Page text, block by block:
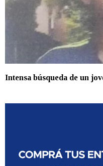
Intensa búsqueda de un